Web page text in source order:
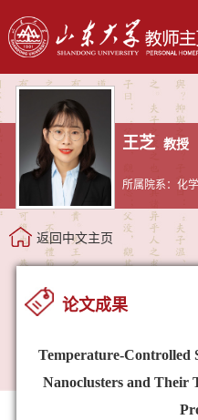
王芝 教授
所属院系：化
返回中文主页
论文成果
Temperature-Controlled
Nanoclusters and Their